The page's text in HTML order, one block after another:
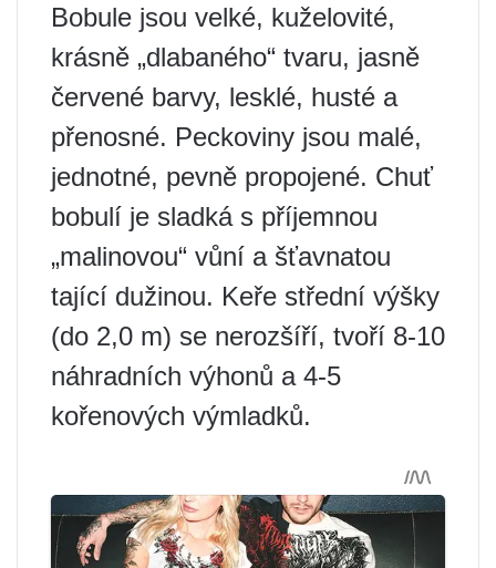
Bobule jsou velké, kuželovité,
krásně „dlabaného“ tvaru, jasně
červené barvy, lesklé, husté a
přenosné. Peckoviny jsou malé,
jednotné, pevně propojené. Chuť
bobulí je sladká s příjemnou
„malinovou“ vůní a šťavnatou
tající dužinou. Keře střední výšky
(do 2,0 m) se nerozšíří, tvoří 8-10
náhradních výhonů a 4-5
kořenových výmladků.